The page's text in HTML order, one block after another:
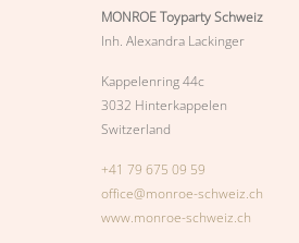
MONROE Toyparty Schweiz
Inh. Alexandra Lackinger
Kappelenring 44c
3032 Hinterkappelen
Switzerland
+41 79 675 09 59
office@monroe-schweiz.ch
www.monroe-schweiz.ch